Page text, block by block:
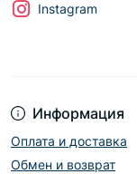
Информация
Оплата и доставка
Обмен и возврат
Instagram